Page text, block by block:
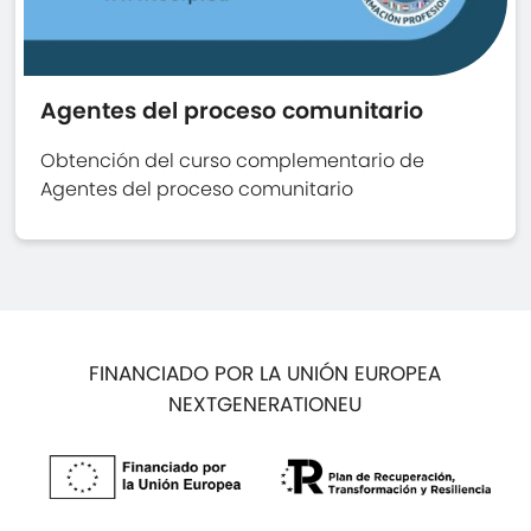
Agentes del proceso comunitario
Obtención del curso complementario de
Agentes del proceso comunitario
FINANCIADO POR LA UNIÓN EUROPEA
NEXTGENERATIONEU